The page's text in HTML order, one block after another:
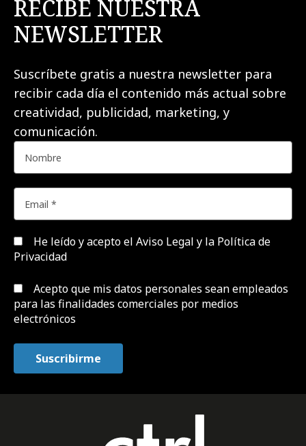
RECIBE NUESTRA
NEWSLETTER
Suscríbete gratis a nuestra newsletter para
recibir cada día el contenido más actual sobre
creatividad, publicidad, marketing, y
comunicación.
He leído y acepto el Aviso Legal y la Política de
Privacidad
Acepto que mis datos personales sean empleados
para las finalidades comerciales por medios
electrónicos